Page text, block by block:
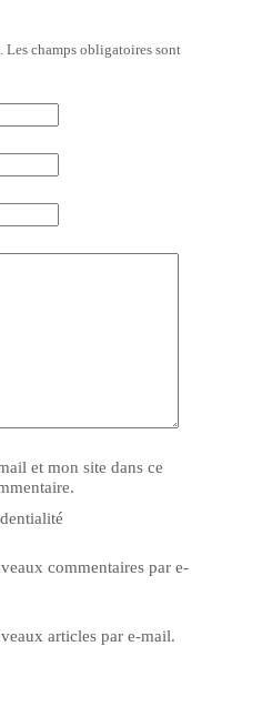
Les champs obligatoires sont
et mon site dans ce
commentaires par e-
articles par e-mail.